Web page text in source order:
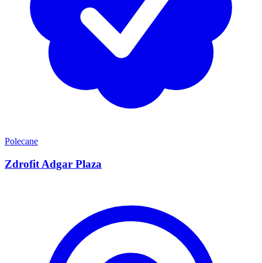
Polecane
Zdrofit Adgar Plaza